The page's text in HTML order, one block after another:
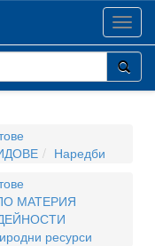
Наредби
МАТЕРИЯ
ресурси